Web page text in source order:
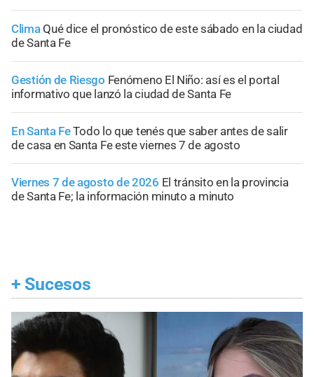
Clima Qué dice el pronóstico de este sábado en la ciudad
de Santa Fe
Gestión de Riesgo Fenómeno El Niño: así es el portal
informativo que lanzó la ciudad de Santa Fe
En Santa FeTodo lo que tenés que saber antes de salir
de casa en Santa Fe este viernes 7 de agosto
Viernes 7 de agosto de 2026 El tránsito en la provincia
de Santa Fe; la información minuto a minuto
+ Sucesos